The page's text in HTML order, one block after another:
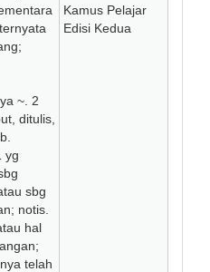
~. 2
ditulis,
yg
sbg
notis.
hal
telah
Kamus Pelajar
Edisi Kedua